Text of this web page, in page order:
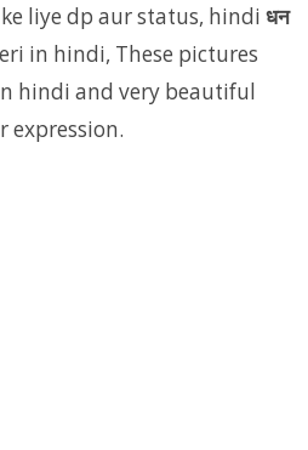
liye dp aur status, hindi धन
in hindi, These pictures
hindi and very beautiful
expression.